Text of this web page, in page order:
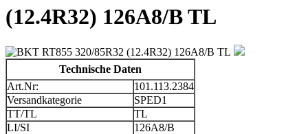
(12.4R32) 126A8/B TL
Technische Daten
Art.Nr:
101.113.2384
Versandkategorie
SPED1
TT/TL
TL
LI/SI
126A8/B